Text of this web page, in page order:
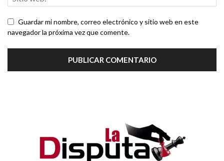
Guardar mi nombre, correo electrónico y sitio web en este
navegador la próxima vez que comente.